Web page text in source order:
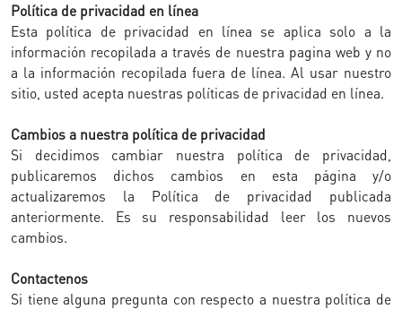
Política de privacidad en línea
Esta política de privacidad en línea se aplica solo a la
información recopilada a través de nuestra pagina web y no
a la información recopilada fuera de línea. Al usar nuestro
sitio, usted acepta nuestras políticas de privacidad en línea.
Cambios a nuestra política de privacidad
Si decidimos cambiar nuestra política de privacidad,
publicaremos dichos cambios en esta página y/o
actualizaremos la Política de privacidad publicada
anteriormente. Es su responsabilidad leer los nuevos
cambios.
Contactenos
Si tiene alguna pregunta con respecto a nuestra política de